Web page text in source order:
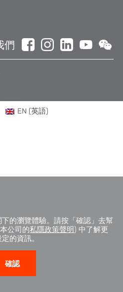
的瀏覽體驗。請按「確認」去幫
公司的私隱政策聲明) 中了解更
的資訊。
確認
們
EN (英語)